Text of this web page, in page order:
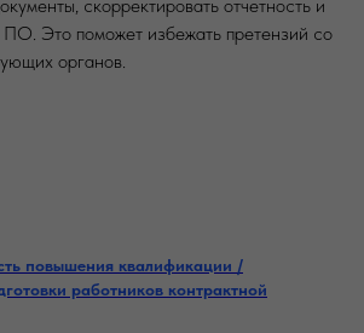
скорректировать отчетность и
ПО. Это поможет избежать претензий со
органов.
повышения квалификации /
работников контрактной